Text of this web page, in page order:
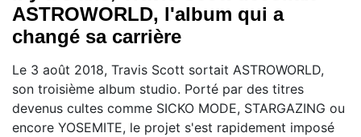
ASTROWORLD, l'album qui a
changé sa carrière
Le 3 août 2018, Travis Scott sortait ASTROWORLD,
son troisième album studio. Porté par des titres
devenus cultes comme SICKO MODE, STARGAZING ou
encore YOSEMITE, le projet s'est rapidement imposé